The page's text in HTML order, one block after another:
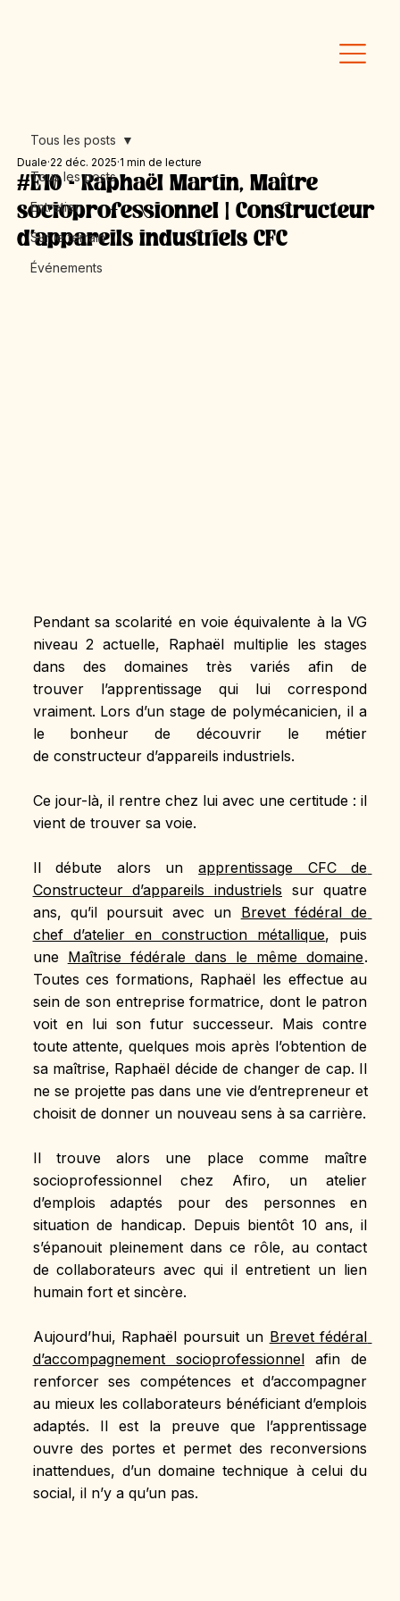
Tous les posts
Entretien
Sur le terrain
Événements
Tous les posts
#E10 - Raphaël Martin, Maître
socioprofessionnel | Constructeur
d'appareils industriels CFC
Duale 22 déc. 2025 1 min de lecture
Pendant sa scolarité en voie équivalente à la VG
niveau 2 actuelle, Raphaël multiplie les stages
dans des domaines très variés afin de
trouver l’apprentissage qui lui correspond
vraiment. Lors d’un stage de polymécanicien, il a
le bonheur de découvrir le métier
de constructeur d’appareils industriels.
Ce jour-là, il rentre chez lui avec une certitude : il
vient de trouver sa voie.
Il débute alors un apprentissage CFC de
Constructeur d’appareils industriels sur quatre
ans, qu’il poursuit avec un Brevet fédéral de
chef d’atelier en construction métallique, puis
une Maîtrise fédérale dans le même domaine.
Toutes ces formations, Raphaël les effectue au
sein de son entreprise formatrice, dont le patron
voit en lui son futur successeur. Mais contre
toute attente, quelques mois après l’obtention de
sa maîtrise, Raphaël décide de changer de cap. Il
ne se projette pas dans une vie d’entrepreneur et
choisit de donner un nouveau sens à sa carrière.
Il trouve alors une place comme maître
socioprofessionnel chez Afiro, un atelier
d’emplois adaptés pour des personnes en
situation de handicap. Depuis bientôt 10 ans, il
s’épanouit pleinement dans ce rôle, au contact
de collaborateurs avec qui il entretient un lien
humain fort et sincère.
Aujourd’hui, Raphaël poursuit un Brevet fédéral
d’accompagnement socioprofessionnel afin de
renforcer ses compétences et d’accompagner
au mieux les collaborateurs bénéficiant d’emplois
adaptés. Il est la preuve que l’apprentissage
ouvre des portes et permet des reconversions
inattendues, d’un domaine technique à celui du
social, il n’y a qu’un pas.